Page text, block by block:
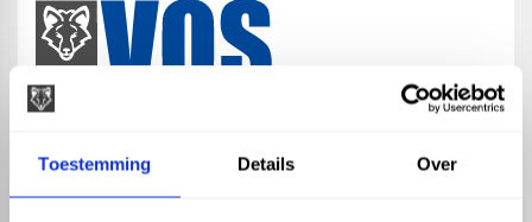
Toestemming Details Over
phone_enabled +31 416 75 02 55
mail info@vosproducts.nl